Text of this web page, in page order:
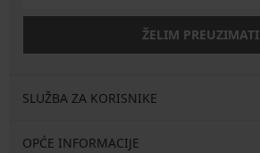
ŽELIM PREUZIMATI
SLUŽBA ZA KORISNIKE
OPĆE INFORMACIJE